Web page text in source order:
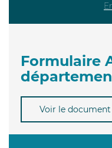
Formulaire
Voir le document